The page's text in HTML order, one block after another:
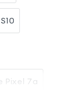
Pixel 7a